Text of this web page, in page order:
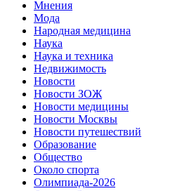
Мнения
Мода
Народная медицина
Наука
Наука и техника
Недвижимость
Новости
Новости ЗОЖ
Новости медицины
Новости Москвы
Новости путешествий
Образование
Общество
Около спорта
Олимпиада-2026